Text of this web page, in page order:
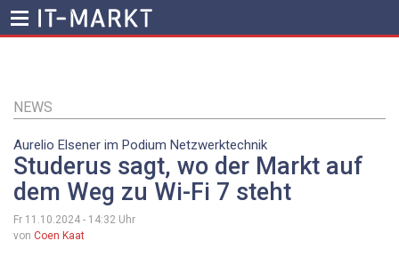
Inhalt
NEWS
Aurelio ­Elsener im Podium Netzwerktechnik
Studerus sagt, wo der Markt auf
dem Weg zu Wi-Fi 7 steht
Fr 11.10.2024 - 14:32 Uhr
von Coen Kaat